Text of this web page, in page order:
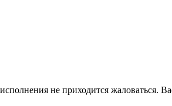
не приходится жаловаться.